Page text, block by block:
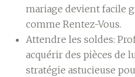
mariage devient facile
comme Rentez-Vous.
Attendre les soldes:
acquérir des pièces de
stratégie astucieuse